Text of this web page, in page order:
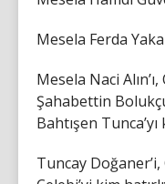
Mesela Ferda
Mesela Naci
Şahabettin
Bahtışen
Tuncay